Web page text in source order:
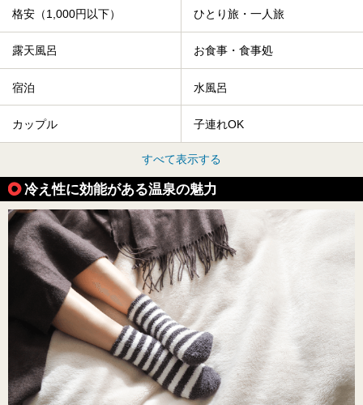
格安（1,000円以下） ひとり旅・一人旅
露天風呂 お食事・食事処
宿泊 水風呂
カップル 子連れOK
すべて表示する
冷え性に効能がある温泉の魅力